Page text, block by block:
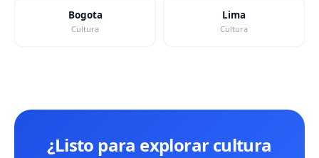
Bogota
Cultura
Lima
Cultura
¿Listo para explorar cultura